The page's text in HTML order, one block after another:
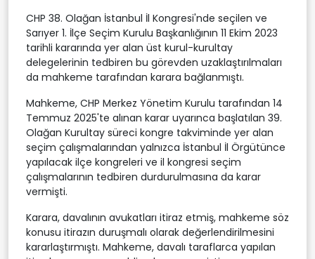
CHP 38. Olağan İstanbul İl Kongresi'nde seçilen ve
Sarıyer 1. İlçe Seçim Kurulu Başkanlığının 11 Ekim 2023
tarihli kararında yer alan üst kurul-kurultay
delegelerinin tedbiren bu görevden uzaklaştırılmaları
da mahkeme tarafından karara bağlanmıştı.
Mahkeme, CHP Merkez Yönetim Kurulu tarafından 14
Temmuz 2025'te alınan karar uyarınca başlatılan 39.
Olağan Kurultay süreci kongre takviminde yer alan
seçim çalışmalarından yalnızca İstanbul İl Örgütünce
yapılacak ilçe kongreleri ve il kongresi seçim
çalışmalarının tedbiren durdurulmasına da karar
vermişti.
Karara, davalının avukatları itiraz etmiş, mahkeme söz
konusu itirazın duruşmalı olarak değerlendirilmesini
kararlaştırmıştı. Mahkeme, davalı taraflarca yapılan